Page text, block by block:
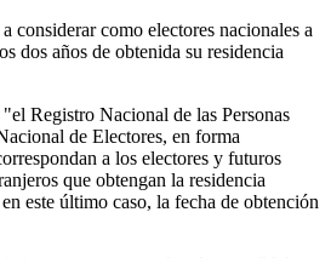
considerar como electores nacionales a
dos años de obtenida su residencia
Registro Nacional de las Personas
de Electores, en forma
a los electores y futuros
que obtengan la residencia
este último caso, la fecha de obtención